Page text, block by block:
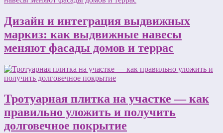
Дизайн и интеграция выдвижных
маркиз: как выдвижные навесы
меняют фасады домов и террас
Тротуарная плитка на участке — как
правильно уложить и получить
долговечное покрытие